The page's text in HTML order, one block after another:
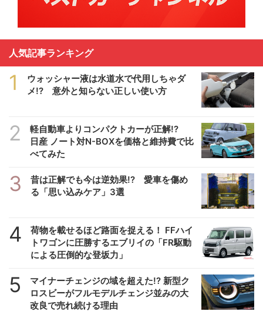
人気記事ランキング
1
ウォッシャー液は水道水で代用しちゃダ
メ!? 意外と知らない正しい使い方
2
軽自動車よりコンパクトカーが正解!?
日産 ノート対N-BOXを価格と維持費で比
べてみた
3
昔は正解でも今は逆効果!? 愛車を傷め
る「思い込みケア」3選
4
荷物を載せるほど路面を捉える！ FFハイ
トワゴンに圧勝するエブリイの「FR駆動
による圧倒的な登坂力」
5
マイナーチェンジの域を超えた!? 新型ク
ロスビーがフルモデルチェンジ並みの大
改良で売れ続ける理由